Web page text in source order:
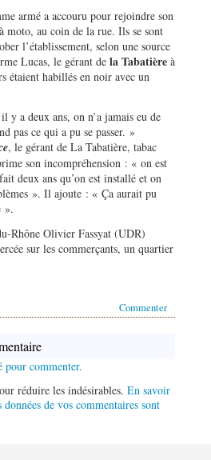
armé a accouru pour rejoindre son
moto, au coin de la rue. Ils se sont
l’établissement, selon une source
Lucas, le gérant de la Tabatière à
étaient habillés en noir avec un
y a deux ans, on n’a jamais eu de
pas ce qui a pu se passer. »
, le gérant de La Tabatière, tabac
son incompréhension : « on est
deux ans qu’on est installé et on
». Il ajoute : « Ça aurait pu
».
Rhône Olivier Fassyat (UDR)
sur les commerçants, un quartier
Commenter
pour commenter.
réduire les indésirables. En savoir
de vos commentaires sont